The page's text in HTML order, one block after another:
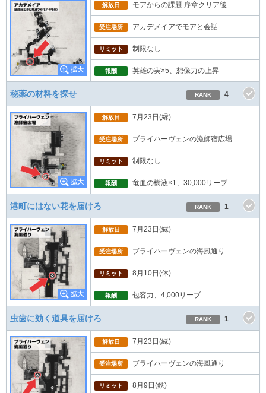
解放日 モアからの課題 序章クリア後
受注場所 アカデメイアでモアと会話
リミット 制限なし
報酬 英雄の実×5、想像力の上昇
秘薬の材料を探せ RANK 4
解放日 7月23日(縁)
受注場所 ブライハーヴェンの漁師宿広場
リミット 制限なし
報酬 竜血の樹液×1、30,000リーブ
港町にはない花を届けろ RANK 1
解放日 7月23日(縁)
受注場所 ブライハーヴェンの海風通り
リミット 8月10日(休)
報酬 包容力、4,000リーブ
虫歯に効く道具を届けろ RANK 1
解放日 7月23日(縁)
受注場所 ブライハーヴェンの海風通り
リミット 8月9日(鉄)